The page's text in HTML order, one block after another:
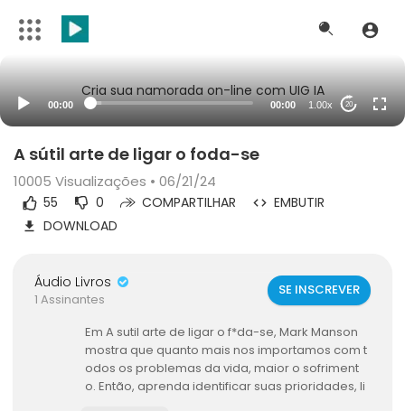
Cria sua namorada on-line com UIG IA
00:00 00:00 1.00x 20
A sútil arte de ligar o foda-se
10005 Visualizações • 06/21/24
55 0 COMPARTILHAR
EMBUTIR
DOWNLOAD
Áudio Livros
1 Assinantes
SE INSCREVER
Em A sutil arte de ligar o f*da-se, Mark Manson
mostra que quanto mais nos importamos com t
odos os problemas da vida, maior o sofriment
o. Então, aprenda identificar suas prioridades, li